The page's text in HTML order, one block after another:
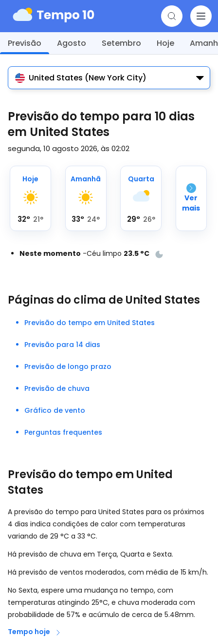
Previsão Agosto Setembro Hoje
United States (New York City)
Previsão do tempo para 10 dias
em United States
segunda, 10 agosto 2026, às 02:02
Hoje
32° 21°
Amanhã
33° 24°
Quarta
29° 26°
Ver
mais
Neste momento -Céu limpo 23.5 °C
Páginas do clima de United States
Previsão do tempo em United States
Previsão para 14 dias
Previsão de longo prazo
Previsão de chuva
Gráfico de vento
Perguntas frequentes
Previsão do tempo em United
States
A previsão do tempo para United States para os próximos
4 dias indica condições de calor com temperaturas
variando de 29 °C a 33 °C.
Há previsão de chuva em Terça, Quarta e Sexta.
Há previsão de ventos moderados, com média de 15 km/h.
No Sexta, espere uma mudança no tempo, com
temperaturas atingindo 25°C, e chuva moderada com
probabilidade de 57% e acúmulo de cerca de 5.48mm.
Tempo hoje